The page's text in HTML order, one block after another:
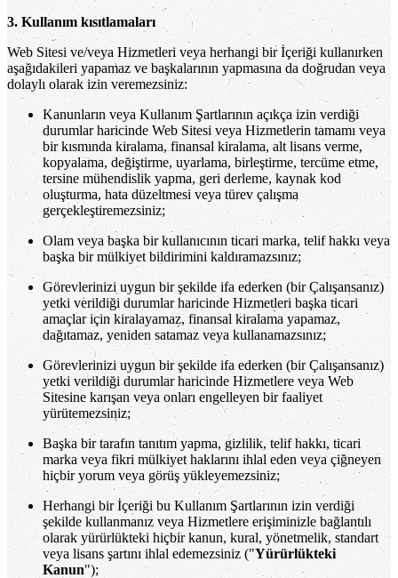
3. Kullanım kısıtlamaları
Web Sitesi ve/veya Hizmetleri veya herhangi bir İçeriği kullanırken
aşağıdakileri yapamaz ve başkalarının yapmasına da doğrudan veya
dolaylı olarak izin veremezsiniz:
Kanunların veya Kullanım Şartlarının açıkça izin verdiği
durumlar haricinde Web Sitesi veya Hizmetlerin tamamı veya
bir kısmında kiralama, finansal kiralama, alt lisans verme,
kopyalama, değiştirme, uyarlama, birleştirme, tercüme etme,
tersine mühendislik yapma, geri derleme, kaynak kod
oluşturma, hata düzeltmesi veya türev çalışma
gerçekleştiremezsiniz;
Olam veya başka bir kullanıcının ticari marka, telif hakkı veya
başka bir mülkiyet bildirimini kaldıramazsınız;
Görevlerinizi uygun bir şekilde ifa ederken (bir Çalışansanız)
yetki verildiği durumlar haricinde Hizmetleri başka ticari
amaçlar için kiralayamaz, finansal kiralama yapamaz,
dağıtamaz, yeniden satamaz veya kullanamazsınız;
Görevlerinizi uygun bir şekilde ifa ederken (bir Çalışansanız)
yetki verildiği durumlar haricinde Hizmetlere veya Web
Sitesine karışan veya onları engelleyen bir faaliyet
yürütemezsiniz;
Başka bir tarafın tanıtım yapma, gizlilik, telif hakkı, ticari
marka veya fikri mülkiyet haklarını ihlal eden veya çiğneyen
hiçbir yorum veya görüş yükleyemezsiniz;
Herhangi bir İçeriği bu Kullanım Şartlarının izin verdiği
şekilde kullanmanız veya Hizmetlere erişiminizle bağlantılı
olarak yürürlükteki hiçbir kanun, kural, yönetmelik, standart
veya lisans şartını ihlal edemezsiniz ("Yürürlükteki
Kanun");